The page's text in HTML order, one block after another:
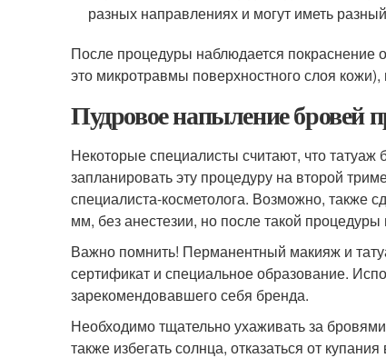
разных направлениях и могут иметь
После процедуры наблюдается покраснение
это микротравмы поверхностного слоя кожи),
Пудровое напыление бровей
Некоторые специалисты считают, что
запланировать эту процедуру на второй
специалиста-косметолога. Возможно, также
мм, без анестезии, но после такой
Важно помнить! Перманентный макияж и
сертификат и специальное образование.
зарекомендовавшего себя бренда.
Необходимо тщательно ухаживать за
также избегать солнца, отказаться от